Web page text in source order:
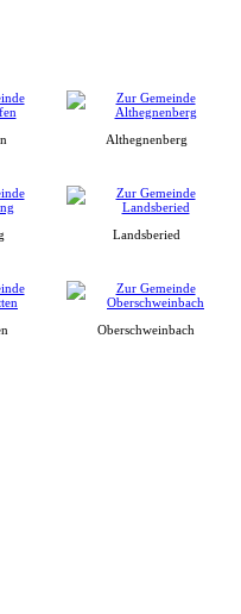
Althegnenberg
Landsberied
Oberschweinbach